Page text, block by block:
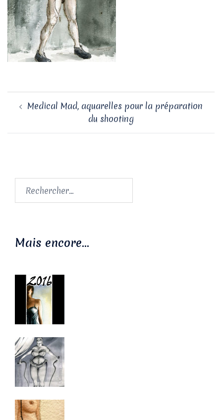
Navigation
d’article
Medical Mad, aquarelles pour la préparation
du shooting
Rechercher :
Mais encore…